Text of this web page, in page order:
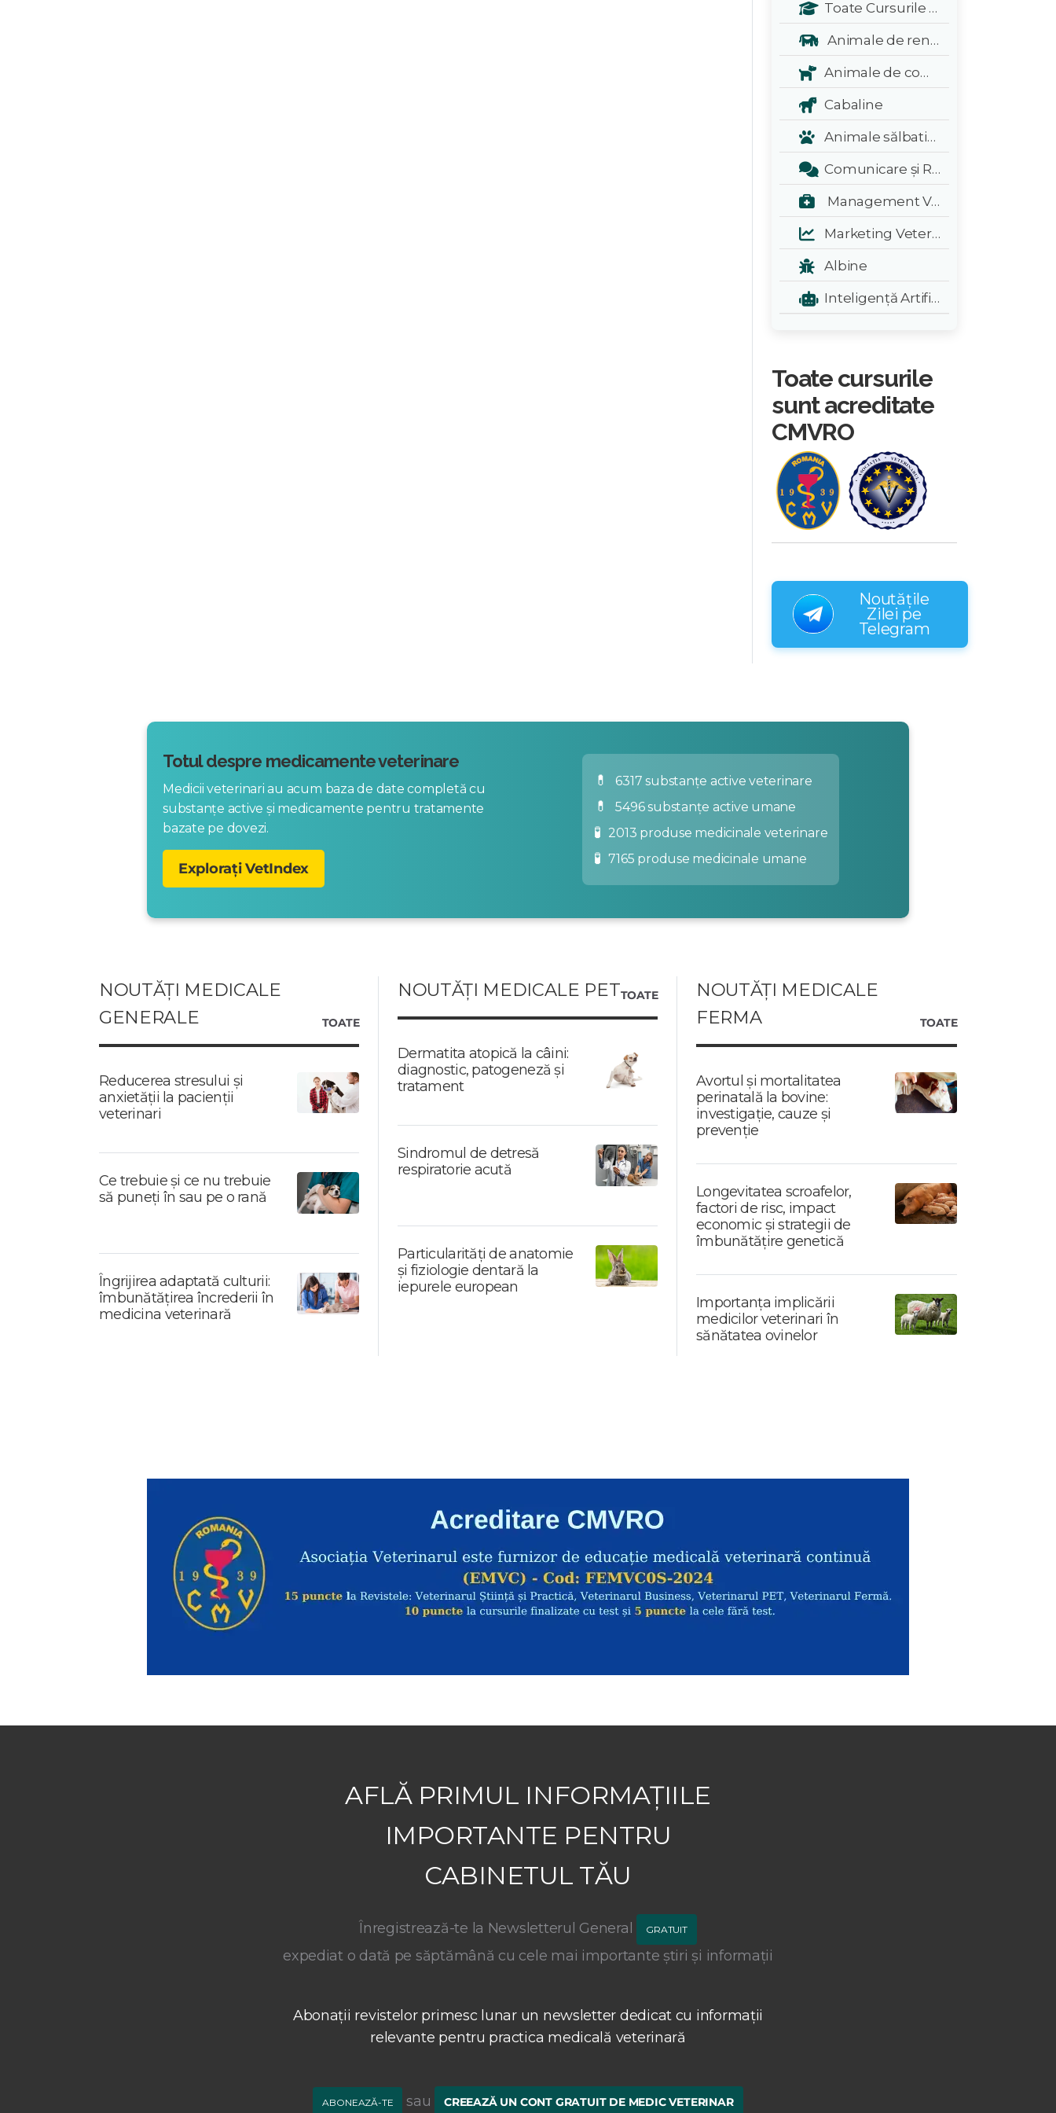
Toate Cursurile Veterinarul:
Animale de renta
Animale de companie
Cabaline
Animale sălbatice și exotice
Comunicare și Relații Publice
Management Veterinar
Marketing Veterinar
Albine
Inteligență Artificială - A.I.
Toate cursurile
sunt acreditate
CMVRO
Noutățile
Zilei pe
Telegram
Totul despre medicamente veterinare
Medicii veterinari au acum baza de date completă cu
substanțe active și medicamente pentru tratamente
bazate pe dovezi.
Explorați VetIndex
💊 6317 substanțe active veterinare
💊 5496 substanțe active umane
🧪 2013 produse medicinale veterinare
🧪 7165 produse medicinale umane
NOUTĂȚI MEDICALE
GENERALE
TOATE
Reducerea stresului și
anxietății la pacienții
veterinari
Ce trebuie și ce nu trebuie
să puneți în sau pe o rană
Îngrijirea adaptată culturii:
îmbunătățirea încrederii în
medicina veterinară
NOUTĂȚI MEDICALE PETTOATE
Dermatita atopică la câini:
diagnostic, patogeneză și
tratament
Sindromul de detresă
respiratorie acută
Particularități de anatomie
și fiziologie dentară la
iepurele european
NOUTĂȚI MEDICALE
FERMA
TOATE
Avortul și mortalitatea
perinatală la bovine:
investigație, cauze și
prevenție
Longevitatea scroafelor,
factori de risc, impact
economic și strategii de
îmbunătățire genetică
Importanța implicării
medicilor veterinari în
sănătatea ovinelor
AFLĂ PRIMUL INFORMAȚIILE
IMPORTANTE PENTRU
CABINETUL TĂU
Înregistrează-te la Newsletterul General GRATUIT
expediat o dată pe săptămână cu cele mai importante știri și informații
Abonații revistelor primesc lunar un newsletter dedicat cu informații
relevante pentru practica medicală veterinară
ABONEAZĂ-TE sau CREEAZĂ UN CONT GRATUIT DE MEDIC VETERINAR